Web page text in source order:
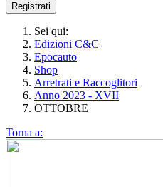
Registrati
Sei qui:
Edizioni C&C
Epocauto
Shop
Arretrati e Raccoglitori
Anno 2023 - XVII
OTTOBRE
Torna a: